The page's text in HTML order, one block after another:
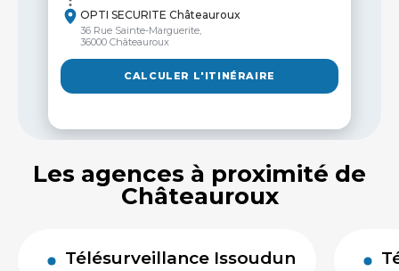
OPTI SECURITE Châteauroux
36 Rue Sainte-Marguerite,
36000 Châteauroux
CALCULER L'ITINÉRAIRE
Les agences à proximité de
Châteauroux
Télésurveillance Issoudun